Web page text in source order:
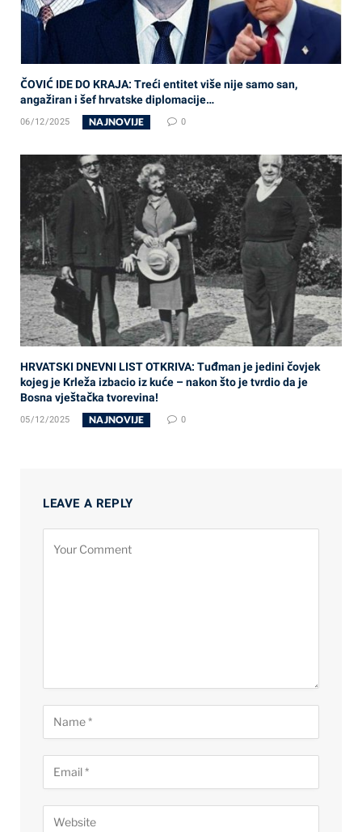
ČOVIĆ IDE DO KRAJA: Treći entitet više nije samo san,
angažiran i šef hrvatske diplomacije…
06/12/2025 NAJNOVIJE 0
HRVATSKI DNEVNI LIST OTKRIVA: Tuđman je jedini čovjek
kojeg je Krleža izbacio iz kuće – nakon što je tvrdio da je
Bosna vještačka tvorevina!
05/12/2025 NAJNOVIJE 0
LEAVE A REPLY